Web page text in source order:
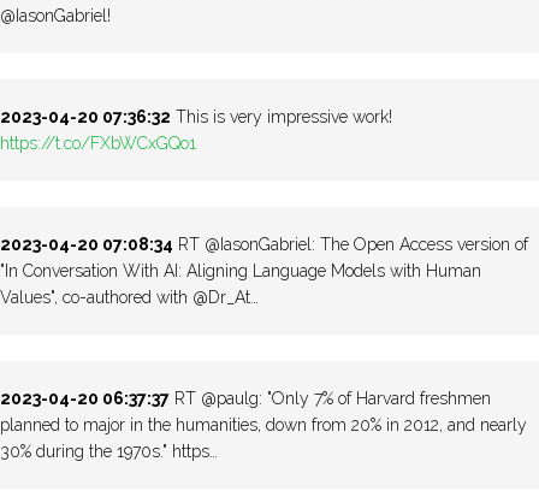
@IasonGabriel!
2023-04-20 07:36:32 This is very impressive work!
https://t.co/FXbWCxGQo1
2023-04-20 07:08:34 RT @IasonGabriel: The Open Access version of
"In Conversation With AI: Aligning Language Models with Human
Values", co-authored with @Dr_At…
2023-04-20 06:37:37 RT @paulg: "Only 7% of Harvard freshmen
planned to major in the humanities, down from 20% in 2012, and nearly
30% during the 1970s." https…